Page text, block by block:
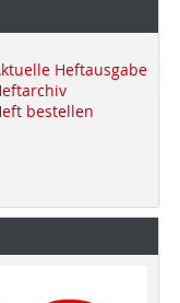
Heftausgabe
bestellen